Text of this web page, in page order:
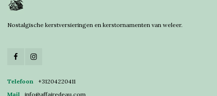
Nostalgische kerstversieringen en kerstornamenten van weleer.
Telefoon
+31204220411
Mail
info@affairedeau.com